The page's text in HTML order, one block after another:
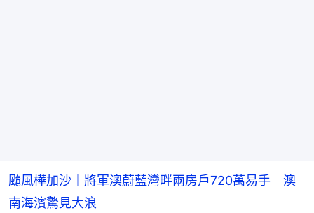
颱風樺加沙｜將軍澳蔚藍灣畔兩房戶720萬易手 澳
南海濱驚見大浪